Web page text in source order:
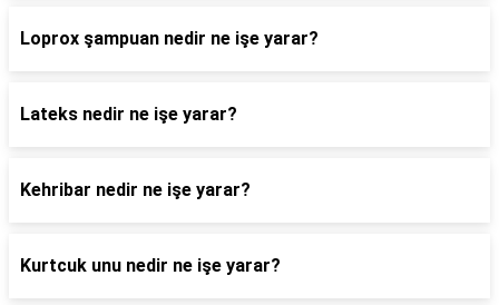
Loprox şampuan nedir ne işe yarar?
Lateks nedir ne işe yarar?
Kehribar nedir ne işe yarar?
Kurtcuk unu nedir ne işe yarar?